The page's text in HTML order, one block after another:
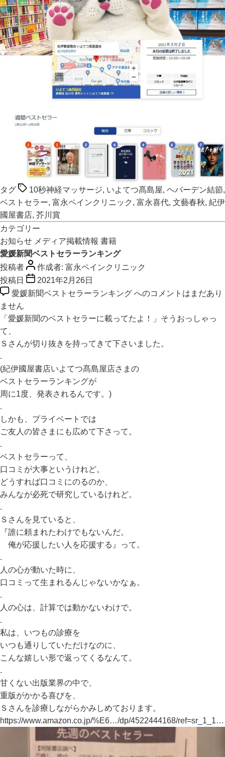
タグ 10秒神経マッサージ, いよてつ髙島屋, ヘバーデン結節,
ベストセラー, 富永ペインクリニック , 富永喜代, 文藝春秋, 紀伊
國屋書店, 芥川賞
カテゴリー
お知らせ メディア掲載情報 書籍
愛媛新聞ベストセラーランキング
投稿者
作成者: 富永ペインクリニック
投稿日
2021年2月26日
愛媛新聞ベストセラーランキング へのコメントはまだあり
ません
「愛媛新聞のベストセラーに載ってたよ！」そうおっしゃっ
て、
Ｓさんが切り抜きを持ってきて下さいました。
.
(紀伊國屋書店いよてつ髙島屋店さまの
ベストセラーランキングが
周に1度、発表されるんです。)
.
しかも、プライベートでは
ご友人の皆さまにも広めて下さって。
.
ベストセラーって、
口コミが大事というけれど。
どうすれば口コミにのるのか、
みんなが必死で研究しているけれど。
.
Ｓさんを見ていると、
『誰に頼まれたわけでもないんだ。
俺が応援したい人を応援する』って。
.
人の心が動いた時に、
口コミって生まれるんじゃないかなぁ。
.
人の心は、計算では動かないわけで。
.
私は、いつもの診療を
いつも通りしていただけなのに、
こんな嬉しい形で返ってくるなんて。
.
甘くない出版業界の中で、
重版がかかる喜びを、
Ｓさんを診療しながらかみしめております。
https://www.amazon.co.jp/%E6…/dp/4522444168/ref=sr_1_1…